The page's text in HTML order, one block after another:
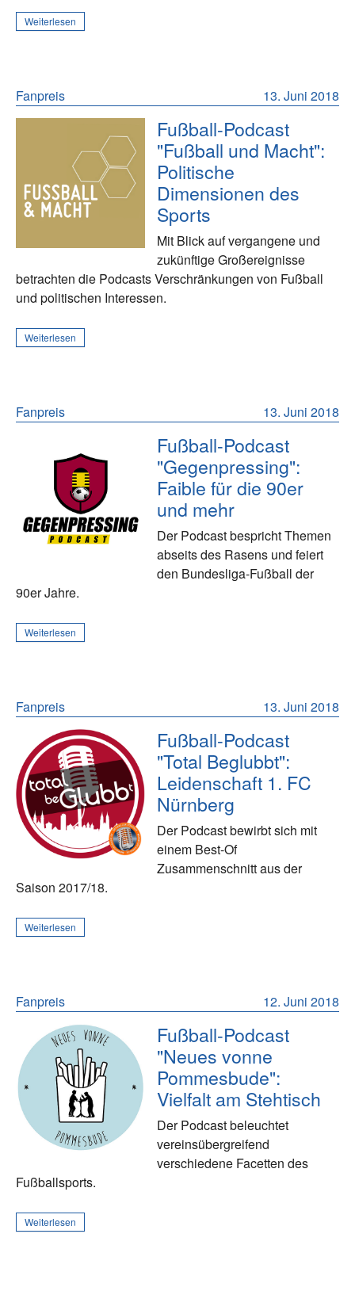
Weiterlesen
13. Juni 2018
Fanpreis
Fußball-Podcast
"Fußball und Macht":
Politische
Dimensionen des
Sports
Mit Blick auf vergangene und
zukünftige Großereignisse
betrachten die Podcasts Verschränkungen von Fußball
und politischen Interessen.
Weiterlesen
13. Juni 2018
Fanpreis
Fußball-Podcast
"Gegenpressing":
Faible für die 90er
und mehr
Der Podcast bespricht Themen
abseits des Rasens und feiert
den Bundesliga-Fußball der
90er Jahre.
Weiterlesen
13. Juni 2018
Fanpreis
Fußball-Podcast
"Total Beglubbt":
Leidenschaft 1. FC
Nürnberg
Der Podcast bewirbt sich mit
einem Best-Of
Zusammenschnitt aus der
Saison 2017/18.
Weiterlesen
12. Juni 2018
Fanpreis
Fußball-Podcast
"Neues vonne
Pommesbude":
Vielfalt am Stehtisch
Der Podcast beleuchtet
vereinsübergreifend
verschiedene Facetten des
Fußballsports.
Weiterlesen